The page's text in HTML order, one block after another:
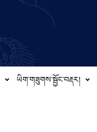
ཡིག་གཟུགས་སྦྱོང་བརྡར།